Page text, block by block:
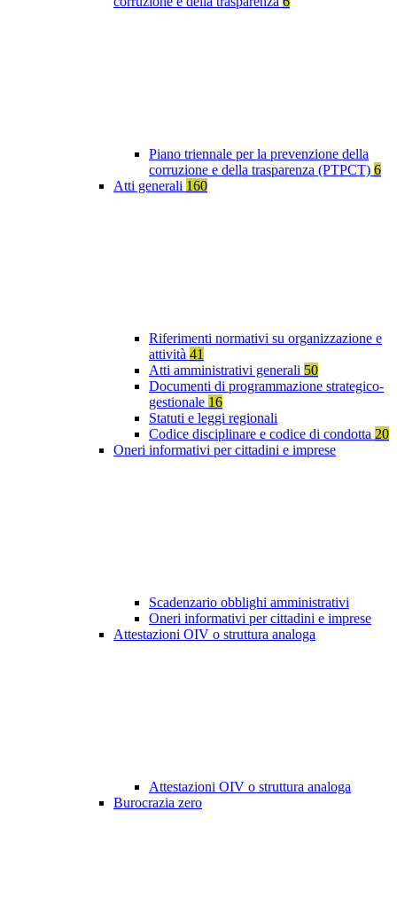
Piano triennale per la prevenzione della
corruzione e della trasparenza (PTPCT) 6
Atti generali 160
Riferimenti normativi su organizzazione e
attività 41
Atti amministrativi generali 50
Documenti di programmazione strategico-
gestionale 16
Statuti e leggi regionali
Codice disciplinare e codice di condotta 20
Oneri informativi per cittadini e imprese
Scadenzario obblighi amministrativi
Oneri informativi per cittadini e imprese
Attestazioni OIV o struttura analoga
Attestazioni OIV o struttura analoga
Burocrazia zero